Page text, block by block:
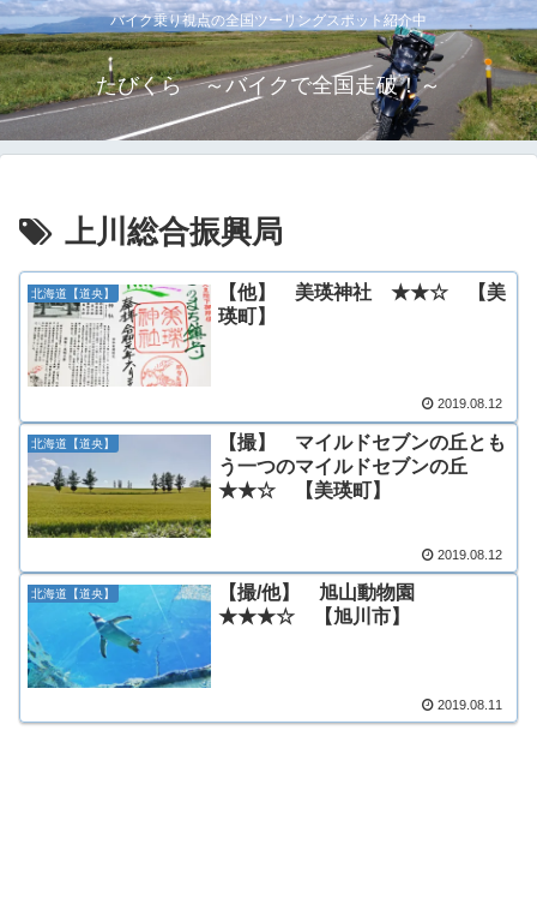
バイク乗り視点の全国ツーリングスポット紹介中
たびくら ～バイクで全国走破！～
上川総合振興局
北海道【道央】
【他】 美瑛神社 ★★☆ 【美
瑛町】
2019.08.12
北海道【道央】
【撮】 マイルドセブンの丘とも
う一つのマイルドセブンの丘
★★☆ 【美瑛町】
2019.08.12
北海道【道央】
【撮/他】 旭山動物園
★★★☆ 【旭川市】
2019.08.11